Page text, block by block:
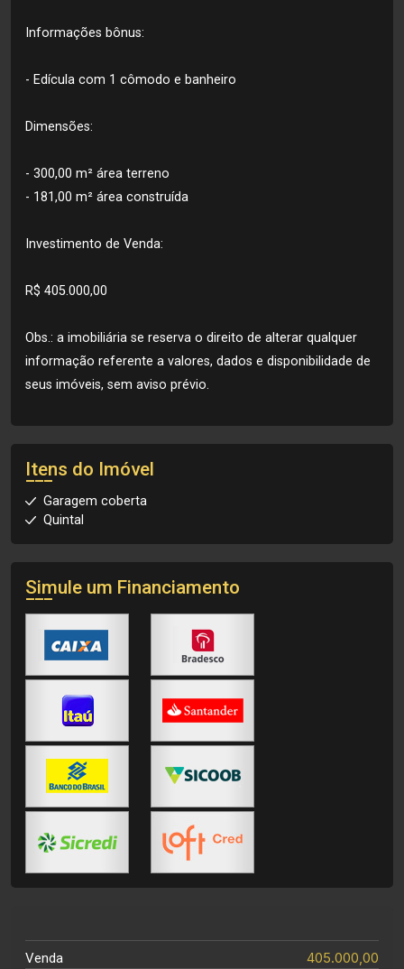
Informações bônus:
- Edícula com 1 cômodo e banheiro
Dimensões:
- 300,00 m² área terreno
- 181,00 m² área construída
Investimento de Venda:
R$ 405.000,00
Obs.: a imobiliária se reserva o direito de alterar qualquer
informação referente a valores, dados e disponibilidade de
seus imóveis, sem aviso prévio.
Itens do Imóvel
Garagem coberta
Quintal
Simule um Financiamento
Venda 405.000,00